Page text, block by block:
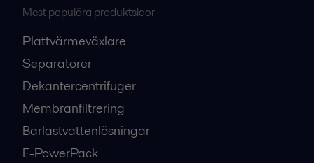
Mest populära produktsidor
Plattvärmeväxlare
Separatorer
Dekantercentrifuger
Membranfiltrering
Barlastvattenlösningar
E-PowerPack